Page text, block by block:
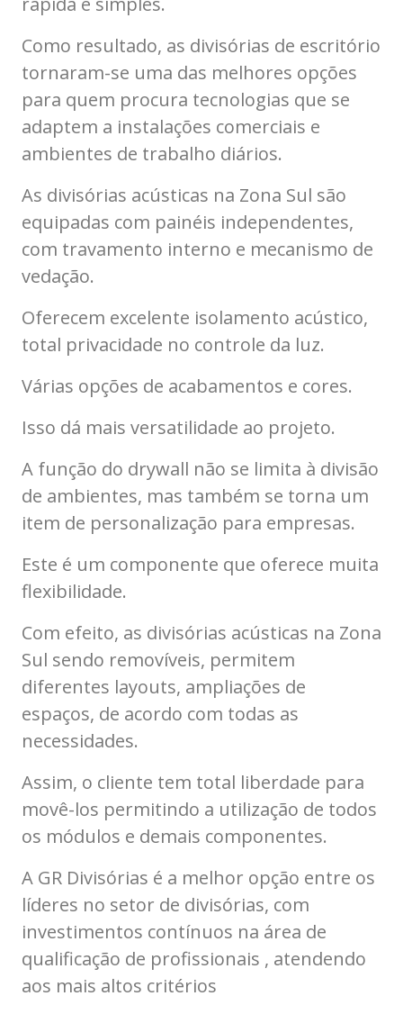
Como resultado, as divisórias de escritório
tornaram-se uma das melhores opções
para quem procura tecnologias que se
adaptem a instalações comerciais e
ambientes de trabalho diários.
As divisórias acústicas na Zona Sul são
equipadas com painéis independentes,
com travamento interno e mecanismo de
vedação.
Oferecem excelente isolamento acústico,
total privacidade no controle da luz.
Várias opções de acabamentos e cores.
Isso dá mais versatilidade ao projeto.
A função do drywall não se limita à divisão
de ambientes, mas também se torna um
item de personalização para empresas.
Este é um componente que oferece muita
flexibilidade.
Com efeito, as divisórias acústicas na Zona
Sul sendo removíveis, permitem
diferentes layouts, ampliações de
espaços, de acordo com todas as
necessidades.
Assim, o cliente tem total liberdade para
movê-los permitindo a utilização de todos
os módulos e demais componentes.
A GR Divisórias é a melhor opção entre os
líderes no setor de divisórias, com
investimentos contínuos na área de
qualificação de profissionais , atendendo
aos mais altos critérios